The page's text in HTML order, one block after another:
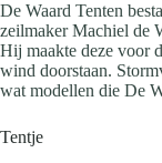
De Waard Tenten
zeilmaker Machiel de
Hij maakte deze voor
wind doorstaan.
wat modellen die De
Tentje